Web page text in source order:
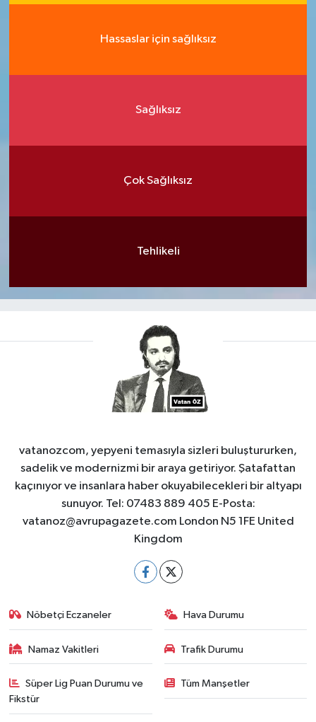
Hassaslar için sağlıksız
Sağlıksız
Çok Sağlıksız
Tehlikeli
vatanozcom, yepyeni temasıyla sizleri buluştururken,
sadelik ve modernizmi bir araya getiriyor. Şatafattan
kaçınıyor ve insanlara haber okuyabilecekleri bir altyapı
sunuyor. Tel: 07483 889 405 E-Posta:
vatanoz@avrupagazete.com London N5 1FE United
Kingdom
Nöbetçi Eczaneler Hava Durumu
Namaz Vakitleri Trafik Durumu
Süper Lig Puan Durumu ve
Fikstür
Tüm Manşetler